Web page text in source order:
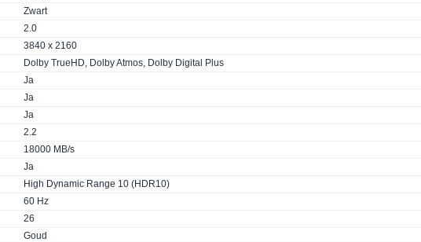
Zwart
2.0
3840 x 2160
Dolby TrueHD, Dolby Atmos, Dolby Digital Plus
Ja
Ja
Ja
2.2
18000 MB/s
Ja
High Dynamic Range 10 (HDR10)
60 Hz
26
Goud